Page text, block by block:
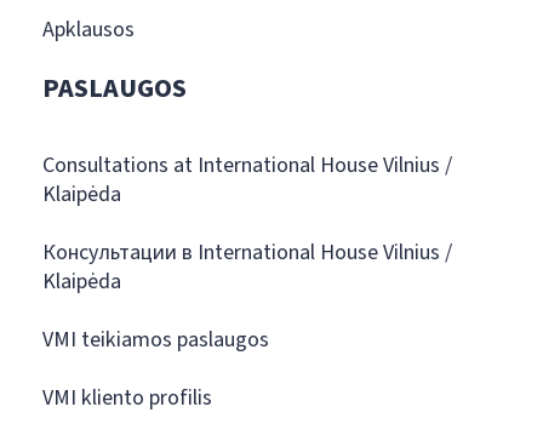
Apklausos
PASLAUGOS
Consultations at International House Vilnius /
Klaipėda
Консультации в International House Vilnius /
Klaipėda
VMI teikiamos paslaugos
VMI kliento profilis